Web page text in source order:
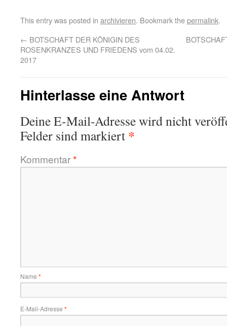
This entry was posted in archivieren. Bookmark thepermalink.
← BOTSCHAFT DER KÖNIGIN DES
ROSENKRANZES UND FRIEDENS vom 04.02.
2017
Hinterlasse eine Antwort
Deine E-Mail-Adresse wird nicht
Felder sind markiert *
Kommentar*
Name *
E-Mail-Adresse *